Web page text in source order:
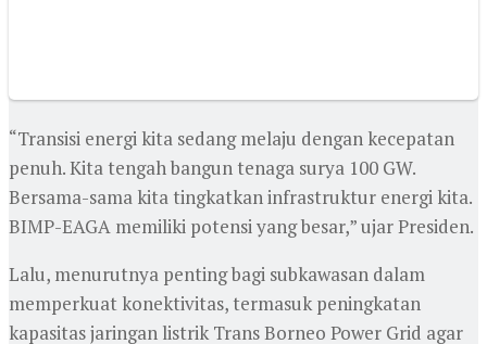
“Transisi energi kita sedang melaju dengan kecepatan
penuh. Kita tengah bangun tenaga surya 100 GW.
Bersama-sama kita tingkatkan infrastruktur energi kita.
BIMP-EAGA memiliki potensi yang besar,” ujar Presiden.
Lalu, menurutnya penting bagi subkawasan dalam
memperkuat konektivitas, termasuk peningkatan
kapasitas jaringan listrik Trans Borneo Power Grid agar